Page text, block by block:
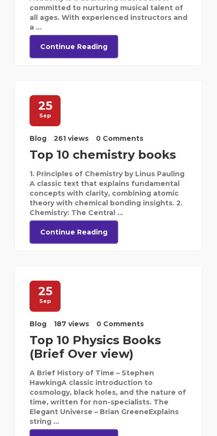
committed to nurturing musical talent of
all ages. With experienced instructors and
a ...
Continue Reading
25
Sep
Blog 261 views 0 Comments
Top 10 chemistry books
1. Principles of Chemistry by Linus Pauling
A classic text that explains fundamental
concepts with clarity, combining atomic
theory with chemical bonding insights. 2.
Chemistry: The Central ...
Continue Reading
25
Sep
Blog 187 views 0 Comments
Top 10 Physics Books
(Brief Over view)
A Brief History of Time – Stephen
HawkingA classic introduction to
cosmology, black holes, and the nature of
time, written for non-specialists. The
Elegant Universe – Brian GreeneExplains
string ...